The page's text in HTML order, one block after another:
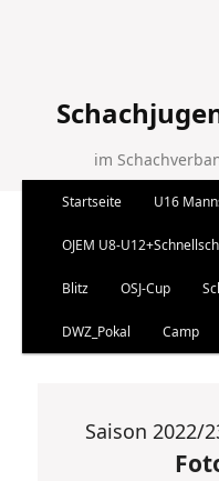
im
Zum Inhalt wechseln
Zum sekundären
Startseite U16
OJEM U8-
Blitz OSJ-Cup
DWZ_Pokal Camp
Saison 2022/